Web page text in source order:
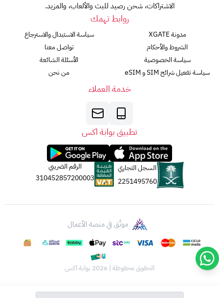
الاشتراكات، شحن رصيد للبث والألعاب، والمزيد.
روابط تهمك
مدونة XGATE
الشروط والأحكام
سياسة الخصوصية
سياسة تفعيل شرائح SIM و eSIM
سياسة الاستبدال والاسترجاع
تواصل معنا
الأسئلة الشائعة
من نحن
خدمة العملاء
تطبيق بوابة اكس
السجل التجاري
2251495760
الرقم الضريبي
310452857200003
موثّق في منصة الأعمال
الحقوق محفوظة | 2026 بوابة اكس